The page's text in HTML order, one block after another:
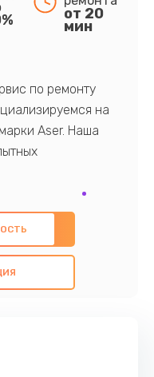
от 20
мин
по ремонту
на
Aser. Наша
знаниями и
области. Мы
ремонт с
компонентов, а
всех
- предоставить
записаться на